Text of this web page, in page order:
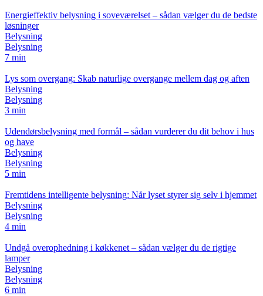
Energieffektiv belysning i soveværelset – sådan vælger du de bedste
løsninger
Belysning
Belysning
7 min
Lys som overgang: Skab naturlige overgange mellem dag og aften
Belysning
Belysning
3 min
Udendørsbelysning med formål – sådan vurderer du dit behov i hus
og have
Belysning
Belysning
5 min
Fremtidens intelligente belysning: Når lyset styrer sig selv i hjemmet
Belysning
Belysning
4 min
Undgå overophedning i køkkenet – sådan vælger du de rigtige
lamper
Belysning
Belysning
6 min